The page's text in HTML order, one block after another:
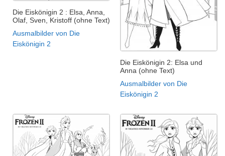
Die Eiskönigin 2 : Elsa, Anna,
Olaf, Sven, Kristoff (ohne Text)
Ausmalbilder von Die
Eiskönigin 2
Die Eiskönigin 2: Elsa und
Anna (ohne Text)
Ausmalbilder von Die
Eiskönigin 2